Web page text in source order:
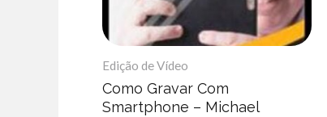
Edição de Vídeo
Como Gravar Com
Smartphone – Michael